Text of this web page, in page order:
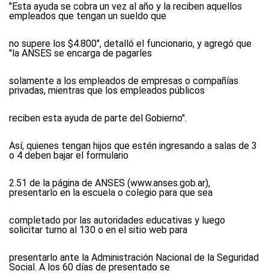
"Esta ayuda se cobra un vez al año y la reciben aquellos
empleados que tengan un sueldo que
no supere los $4.800", detalló el funcionario, y agregó que
"la ANSES se encarga de pagarles
solamente a los empleados de empresas o compañías
privadas, mientras que los empleados públicos
reciben esta ayuda de parte del Gobierno".
Así, quienes tengan hijos que estén ingresando a salas de 3
o 4 deben bajar el formulario
2.51 de la página de ANSES (www.anses.gob.ar),
presentarlo en la escuela o colegio para que sea
completado por las autoridades educativas y luego
solicitar turno al 130 o en el sitio web para
presentarlo ante la Administración Nacional de la Seguridad
Social. A los 60 días de presentado se